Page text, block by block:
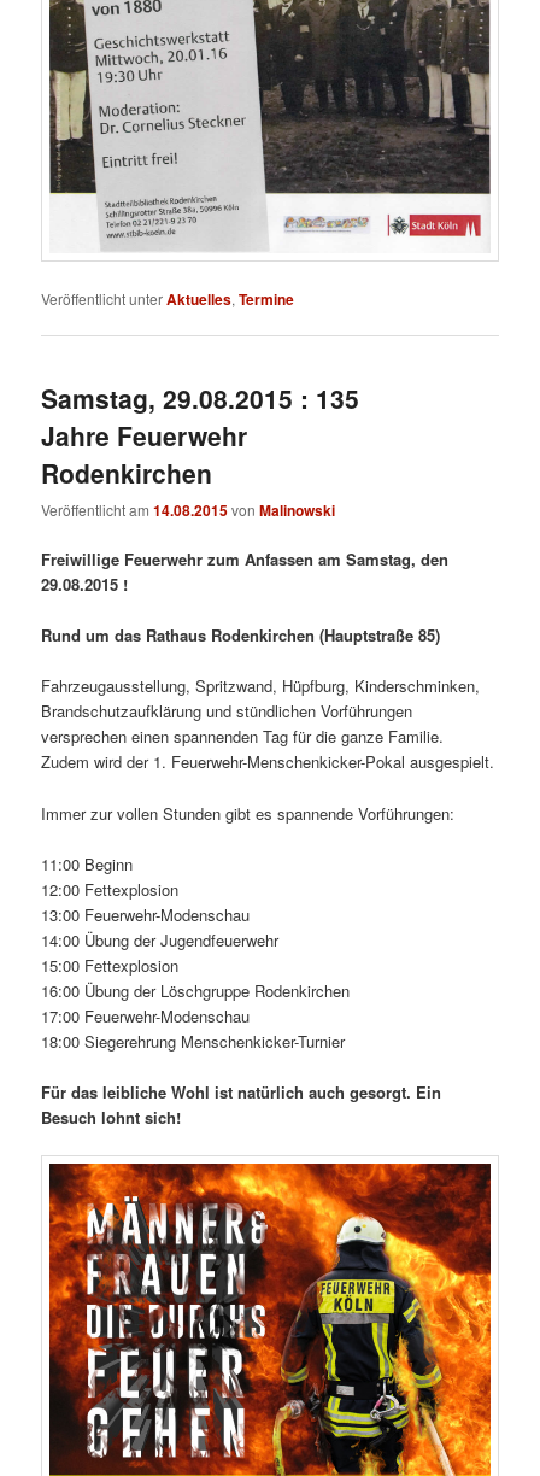
Veröffentlicht unterAktuelles,Termine
Samstag, 29.08.2015 : 135
Jahre Feuerwehr
Rodenkirchen
Veröffentlicht am14.08.2015vonMalinowski
Freiwillige Feuerwehr zum Anfassen am Samstag, den
29.08.2015 !
Rund um das Rathaus Rodenkirchen (Hauptstraße 85)
Fahrzeugausstellung, Spritzwand, Hüpfburg, Kinderschminken,
Brandschutzaufklärung und stündlichen Vorführungen
versprechen einen spannenden Tag für die ganze Familie.
Zudem wird der 1. Feuerwehr-Menschenkicker-Pokal ausgespielt.
Immer zur vollen Stunden gibt es spannende Vorführungen:
11:00 Beginn
12:00 Fettexplosion
13:00 Feuerwehr-Modenschau
14:00 Übung der Jugendfeuerwehr
15:00 Fettexplosion
16:00 Übung der Löschgruppe Rodenkirchen
17:00 Feuerwehr-Modenschau
18:00 Siegerehrung Menschenkicker-Turnier
Für das leibliche Wohl ist natürlich auch gesorgt. Ein
Besuch lohnt sich!